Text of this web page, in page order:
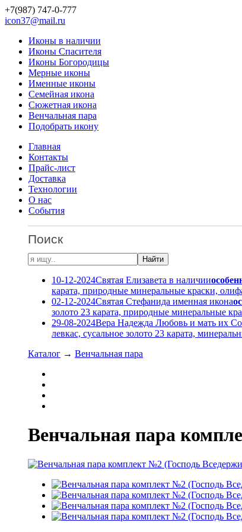
+7(987) 747-0-777
icon37@mail.ru
Иконы в наличии
Иконы Спасителя
Иконы Богородицы
Мерные иконы
Именные иконы
Семейная икона
Сюжетная икона
Венчальная пара
Подобрать икону
Главная
Контакты
Прайс-лист
Доставка
Технологии
О нас
События
Поиск
10-12-2024Святая Елизавета в наличии
карата, природные минеральные краски,
02-12-2024Святая Стефанида именная икона
золото 23 карата, природные минеральные
29-08-2024Вера Надежда Любовь и мать их
левкас, сусальное золото 23 карата,
Каталог → Венчальная пара
Венчальная пара